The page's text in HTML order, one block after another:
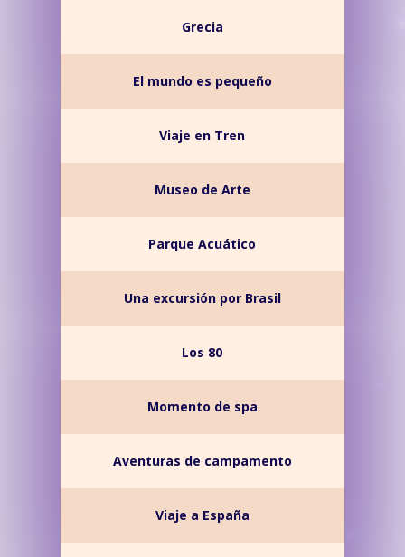
Grecia
El mundo es pequeño
Viaje en Tren
Museo de Arte
Parque Acuático
Una excursión por Brasil
Los 80
Momento de spa
Aventuras de campamento
Viaje a España